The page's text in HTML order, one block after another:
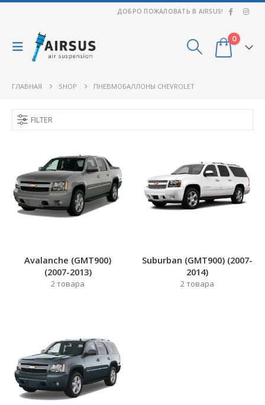
ДОБРО ПОЖАЛОВАТЬ В AIRSUS!
0
ГЛАВНАЯ SHOP ПНЕВМОБАЛЛОНЫ CHEVROLET
FILTER
Avalanche (GMT900)
(2007-2013)
2товара
Suburban (GMT900) (2007-
2014)
2товара